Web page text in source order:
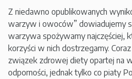
Z niedawno opublikowanych
warzyw i owoców” dowiadujemy
warzywa spożywamy najczęściej,
korzyści w nich dostrzegamy.
związek zdrowej diety opartej na
odporności, jednak tylko co piaty